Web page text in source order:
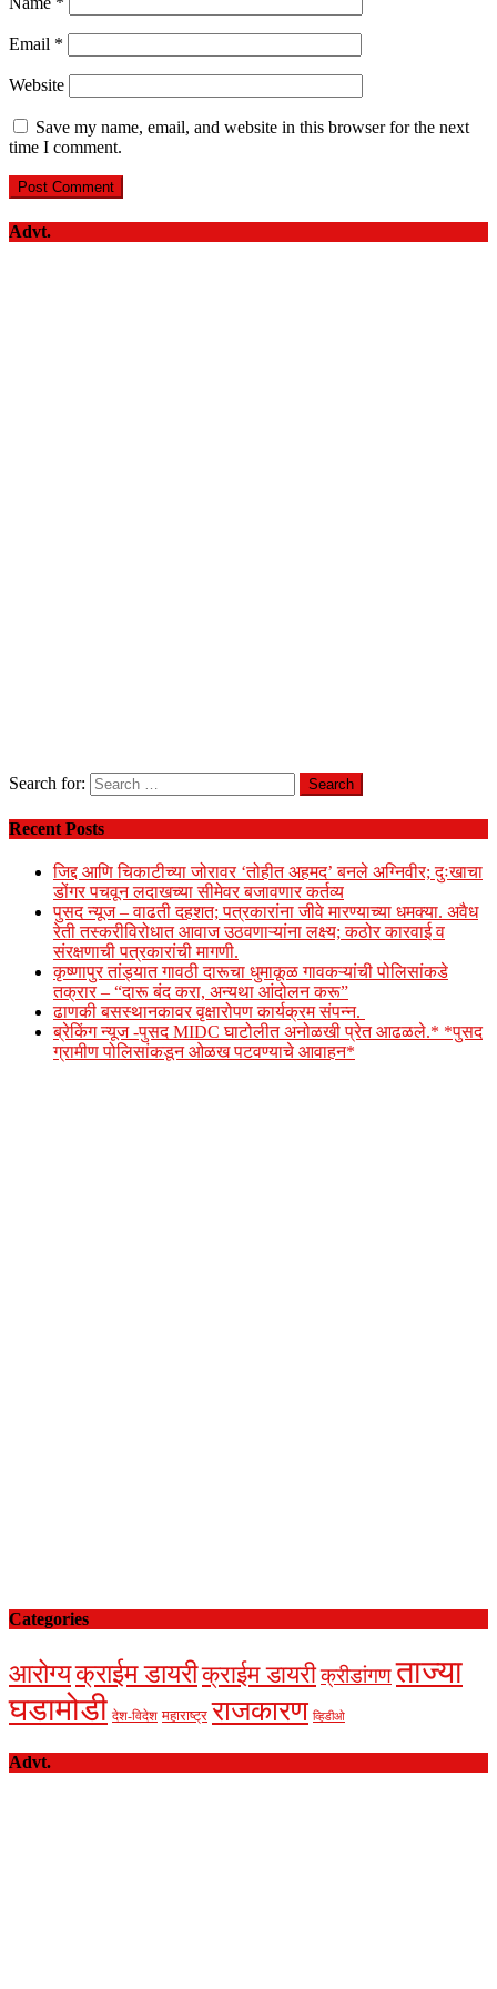
Email *
Website
Save my name, email, and website in this browser for the next
time I comment.
Advt.
Search for:
Recent Posts
जिद्द आणि चिकाटीच्या जोरावर ‘तोहीत अहमद’ बनले अग्निवीर; दुःखाचा
डोंगर पचवून लदाखच्या सीमेवर बजावणार कर्तव्य
पुसद न्यूज – वाढती दहशत; पत्रकारांना जीवे मारण्याच्या धमक्या. अवैध
रेती तस्करीविरोधात आवाज उठवणाऱ्यांना लक्ष्य; कठोर कारवाई व
संरक्षणाची पत्रकारांची मागणी.
कृष्णापुर तांड्यात गावठी दारूचा धुमाकूळ गावकऱ्यांची पोलिसांकडे
तक्रार – “दारू बंद करा, अन्यथा आंदोलन करू”
ढाणकी बसस्थानकावर वृक्षारोपण कार्यक्रम संपन्न.
ब्रेकिंग न्यूज -पुसद MIDC घाटोलीत अनोळखी प्रेत आढळले.* *पुसद
ग्रामीण पोलिसांकडून ओळख पटवण्याचे आवाहन*
Categories
आरोग्यक्राईम डायरीक्राईम डायरीक्रीडांगणताज्या
घडामोडी देश-विदेश महाराष्ट्र राजकारण व्हिडीओ
Advt.